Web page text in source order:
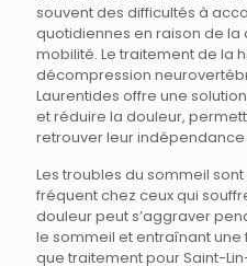
souvent des difficultés à
quotidiennes en raison de
mobilité. Le traitement de la
décompression
Laurentides offre une
et réduire la douleur,
retrouver leur
Les troubles du sommeil
fréquent chez ceux qui
douleur peut s’aggraver
le sommeil et entraînant une
que traitement pour Saint-